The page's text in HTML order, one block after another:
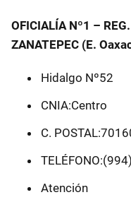
OFICIALÍA Nº1 –
ZANATEPEC (E.
Hidalgo Nº52
CNIA:Centro
C.
Atención